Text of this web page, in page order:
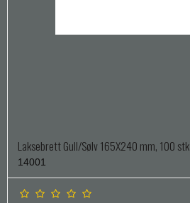
Laksebrett Gull/Sølv 165X240 mm, 100 stk
14001